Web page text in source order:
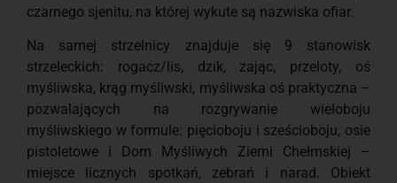
czarnego sjenitu, na której wykute są nazwiska ofiar.
Na samej strzelnicy znajduje się 9 stanowisk
strzeleckich: rogacz/lis, dzik, zając, przeloty, oś
myśliwska, krąg myśliwski, myśliwska oś praktyczna –
pozwalających na rozgrywanie wieloboju
myśliwskiego w formule: pięcioboju i sześcioboju, osie
pistoletowe i Dom Myśliwych Ziemi Chełmskiej –
miejsce licznych spotkań, zebrań i narad. Obiekt